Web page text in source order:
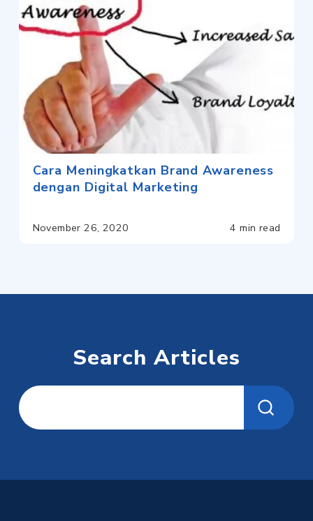
Cara Meningkatkan Brand Awareness
dengan Digital Marketing
November 26, 2020 4 min read
Search Articles